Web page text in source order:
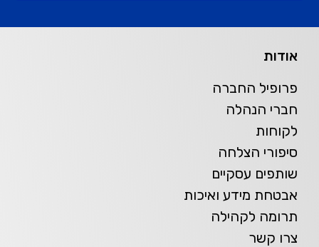
אודות
פרופיל החברה
חברי הנהלה
לקוחות
סיפורי הצלחה
שותפים עסקיים
אבטחת מידע ואיכות
תרומה לקהילה
צרו קשר